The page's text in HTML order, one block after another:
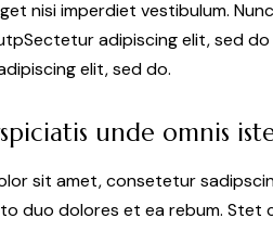
nisi imperdiet vestibulum.
adipiscing elit, sed
elit, sed do.
unde omnis
sit amet, consetetur
duo dolores et ea rebum. Stet